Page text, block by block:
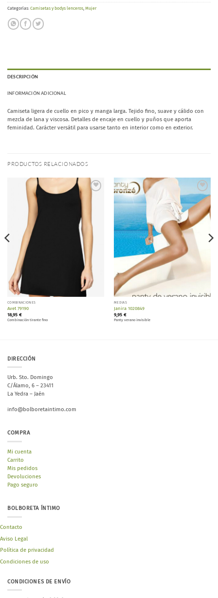
Categorías: Camisetas y bodys lenceros Mujer
DESCRIPCIÓN
INFORMACIÓN ADICIONAL
Camiseta ligera de cuello en pico y manga larga. Tejido fino, suave y cálido con
mezcla de lana y viscosa. Detalles de encaje en cuello y puños que aporta
feminidad. Carácter versátil para usarse tanto en interior como en exterior.
PRODUCTOS RELACIONADOS
COMBINACIONES
Avet 79190
18,95 €
Combinación tirante fino
Añadir
a la
lista de
deseos
MEDIAS
Janira 1020849
9,95 €
Panty verano invisible
DIRECCIÓN
Urb. Sto. Domingo
C/Álamo, 6 – 23411
La Yedra – Jaén
info@bolboretaintimo.com
COMPRA
Mi cuenta
Carrito
Mis pedidos
Devoluciones
Pago seguro
BOLBORETA ÍNTIMO
Contacto
Aviso Legal
Política de privacidad
Condiciones de uso
CONDICIONES DE ENVÍO